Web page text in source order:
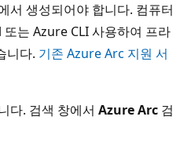
서 생성되어야 합니다. 컴퓨터
는 Azure CLI 사용하여 프라
니다. 기존 Azure Arc 지원 서
다. 검색 창에서 Azure Arc 검